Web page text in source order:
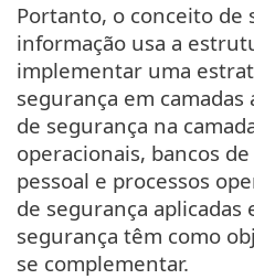
Portanto, o conceito de
informação usa a
implementar uma
segurança em
de segurança na
operacionais, bancos
pessoal e processos
de segurança aplicadas
segurança têm como
se complementar.